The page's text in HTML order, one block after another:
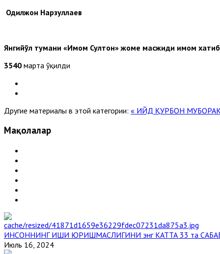
Одилжон Нарзуллаев
Янгийўл тумани «Имом Султон» жоме масжиди имом
3540 марта ўқилди
Другие материалы в этой категории: « ИЙД ҚУРБОН
Мақолалар
ИНСОННИНГ ИШИ ЮРИШМАСЛИГИНИ энг КАТТА 33 та
Июль 16, 2024